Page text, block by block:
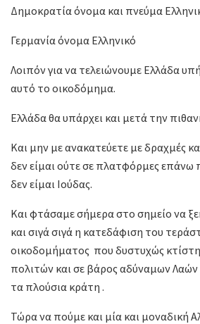
Δημοκρατία όνομα και πνεύμα
Γερμανία όνομα Ελληνικό
Λοιπόν για να τελειώνουμε Ελλάδα
αυτό το οικοδόμημα.
Ελλάδα θα υπάρχει και μετά την
Και μην με ανακατεύετε με δραχμές
δεν είμαι ούτε σε πλατφόρμες επάνω
δεν είμαι Ιούδας.
Και φτάσαμε σήμερα στο σημείο να
και σιγά σιγά η κατεδάφιση του
οικοδομήματος που δυστυχώς
πολιτών και σε βάρος αδύναμων
τα πλούσια κράτη .
Τώρα να πούμε και μία και μοναδική